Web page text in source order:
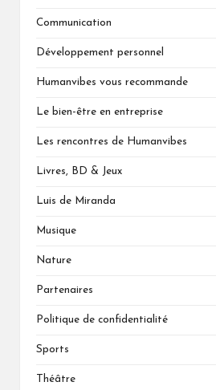
Communication
Développement personnel
Humanvibes vous recommande
Le bien-être en entreprise
Les rencontres de Humanvibes
Livres, BD & Jeux
Luis de Miranda
Musique
Nature
Partenaires
Politique de confidentialité
Sports
Théâtre